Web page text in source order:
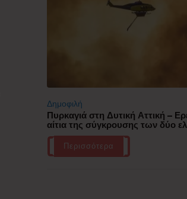
Δημοφιλή
Πυρκαγιά στη Δυτική Αττική –
αίτια της σύγκρουσης των δύο
Περισσότερα